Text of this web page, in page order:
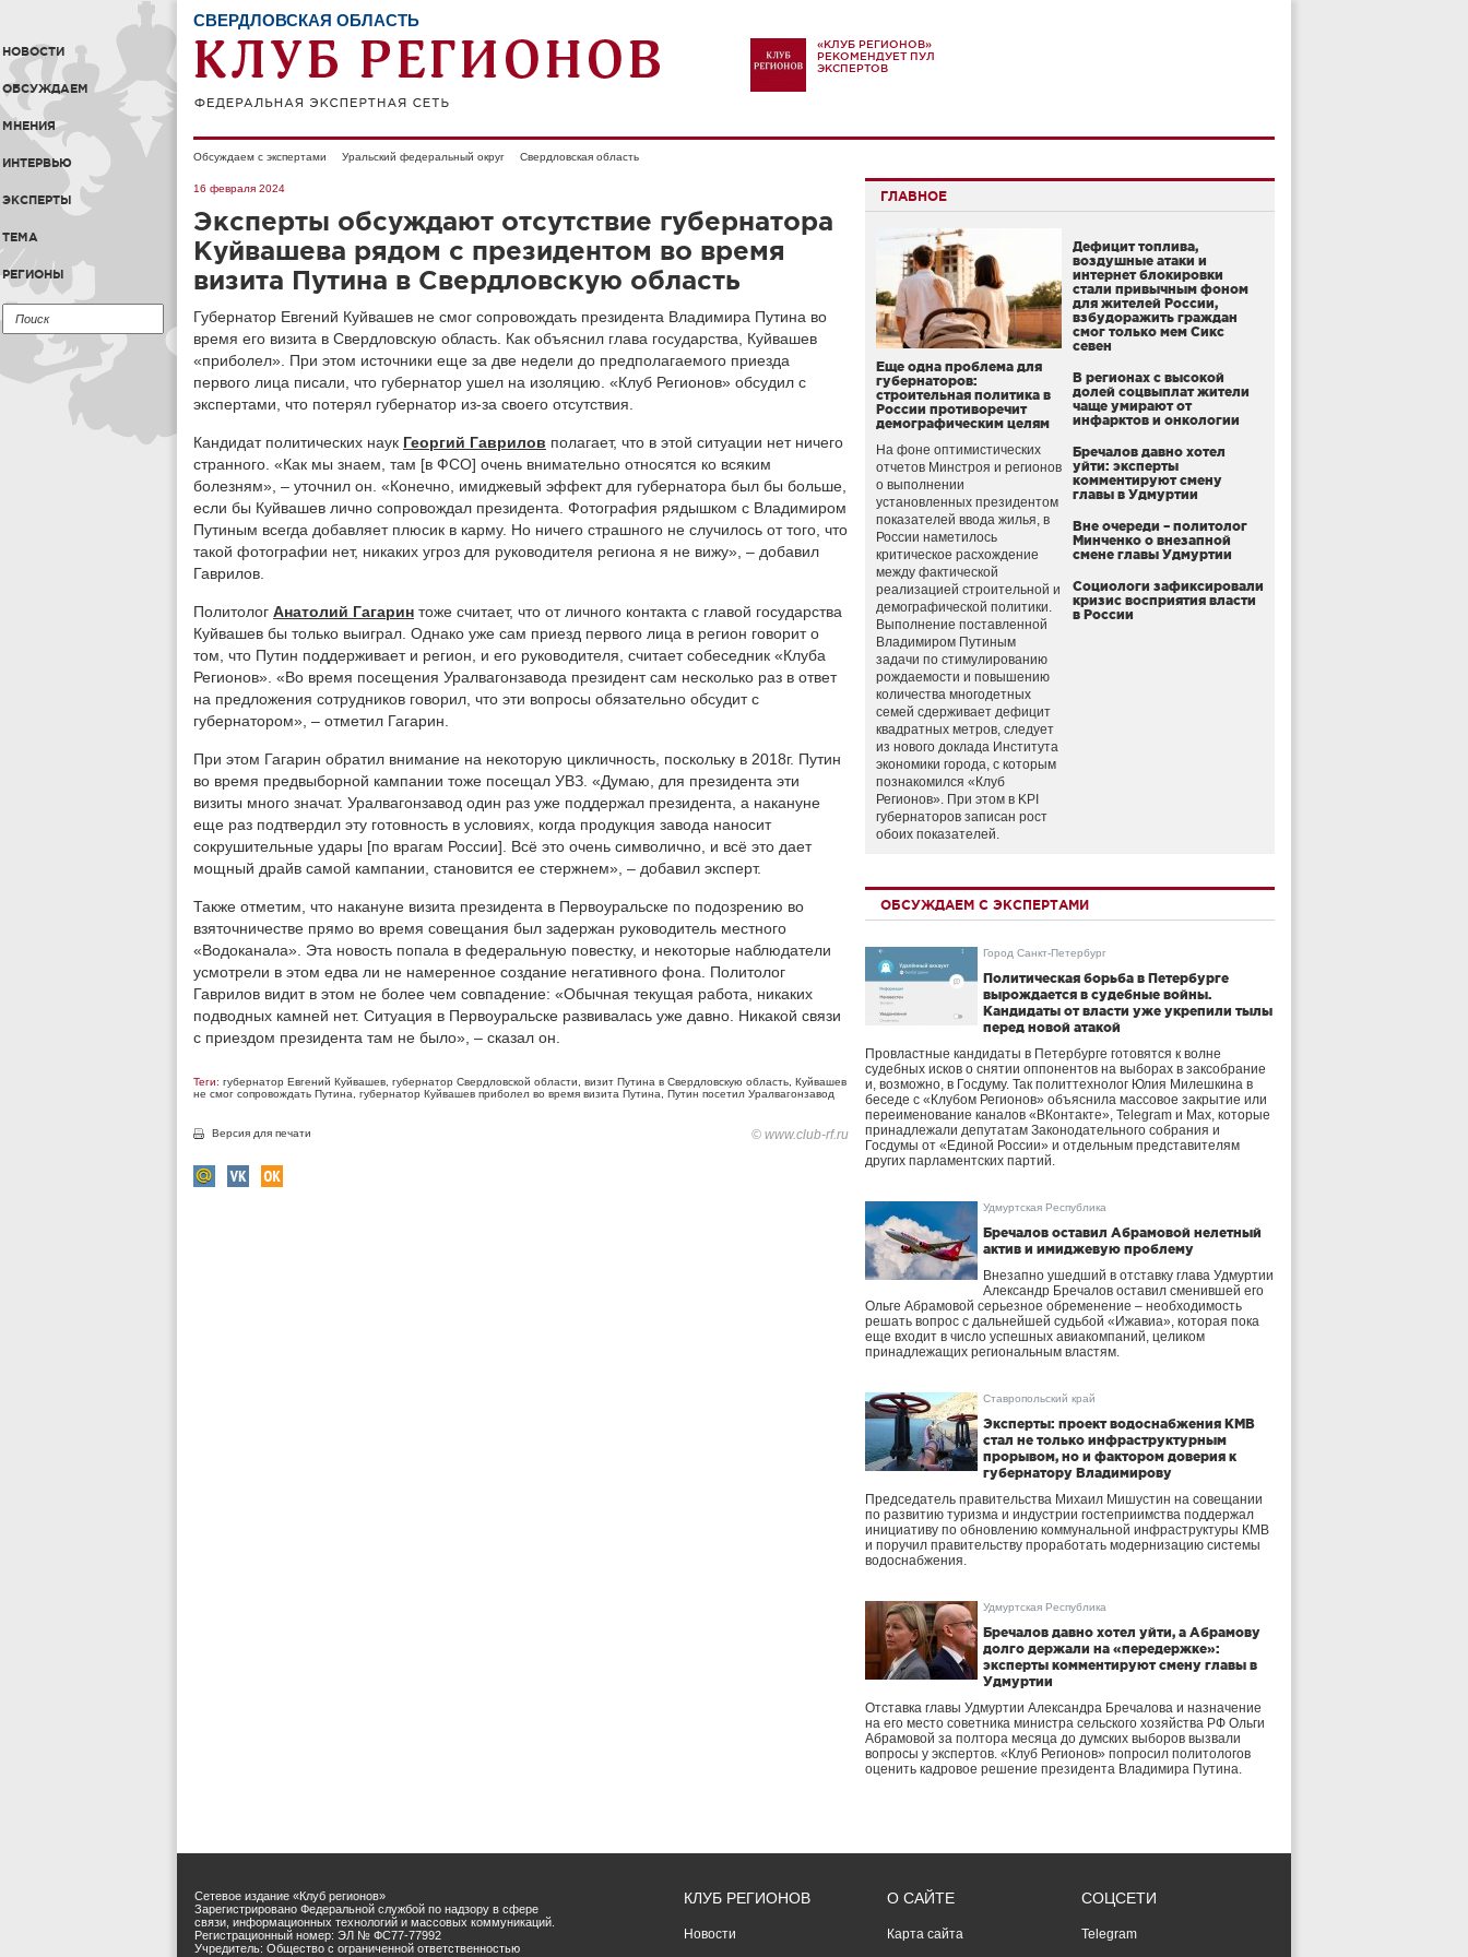
НОВОСТИ
ОБСУЖДАЕМ
МНЕНИЯ
ИНТЕРВЬЮ
ЭКСПЕРТЫ
ТЕМА
РЕГИОНЫ
СВЕРДЛОВСКАЯ ОБЛАСТЬ
«КЛУБ РЕГИОНОВ»
РЕКОМЕНДУЕТ ПУЛ
ЭКСПЕРТОВ
Обсуждаем с экспертами Уральский федеральный округ Свердловская область
16 февраля 2024
Эксперты обсуждают отсутствие губернатора
Куйвашева рядом с президентом во время
визита Путина в Свердловскую область
Губернатор Евгений Куйвашев не смог сопровождать президента Владимира Путина во
время его визита в Свердловскую область. Как объяснил глава государства, Куйвашев
«приболел». При этом источники еще за две недели до предполагаемого приезда
первого лица писали, что губернатор ушел на изоляцию. «Клуб Регионов» обсудил с
экспертами, что потерял губернатор из-за своего отсутствия.
Кандидат политических наук Георгий Гаврилов полагает, что в этой ситуации нет ничего
странного. «Как мы знаем, там [в ФСО] очень внимательно относятся ко всяким
болезням», – уточнил он. «Конечно, имиджевый эффект для губернатора был бы больше,
если бы Куйвашев лично сопровождал президента. Фотография рядышком с Владимиром
Путиным всегда добавляет плюсик в карму. Но ничего страшного не случилось от того, что
такой фотографии нет, никаких угроз для руководителя региона я не вижу», – добавил
Гаврилов.
Политолог Анатолий Гагарин тоже считает, что от личного контакта с главой государства
Куйвашев бы только выиграл. Однако уже сам приезд первого лица в регион говорит о
том, что Путин поддерживает и регион, и его руководителя, считает собеседник «Клуба
Регионов». «Во время посещения Уралвагонзавода президент сам несколько раз в ответ
на предложения сотрудников говорил, что эти вопросы обязательно обсудит с
губернатором», – отметил Гагарин.
При этом Гагарин обратил внимание на некоторую цикличность, поскольку в 2018г. Путин
во время предвыборной кампании тоже посещал УВЗ. «Думаю, для президента эти
визиты много значат. Уралвагонзавод один раз уже поддержал президента, а накануне
еще раз подтвердил эту готовность в условиях, когда продукция завода наносит
сокрушительные удары [по врагам России]. Всё это очень символично, и всё это дает
мощный драйв самой кампании, становится ее стержнем», – добавил эксперт.
Также отметим, что накануне визита президента в Первоуральске по подозрению во
взяточничестве прямо во время совещания был задержан руководитель местного
«Водоканала». Эта новость попала в федеральную повестку, и некоторые наблюдатели
усмотрели в этом едва ли не намеренное создание негативного фона. Политолог
Гаврилов видит в этом не более чем совпадение: «Обычная текущая работа, никаких
подводных камней нет. Ситуация в Первоуральске развивалась уже давно. Никакой связи
с приездом президента там не было», – сказал он.
Теги: губернатор Евгений Куйвашев губернатор Свердловской области визит Путина в Свердловскую область Куйвашев
не смог сопровождать Путина
губернатор Куйвашев приболел во время визита Путина Путин посетил Уралвагонзавод
Версия для печати © www.club-rf.ru
ГЛАВНОЕ
Еще одна проблема для
губернаторов:
строительная политика в
России противоречит
демографическим целям
На фоне оптимистических
отчетов Минстроя и регионов
о выполнении
установленных президентом
показателей ввода жилья, в
России наметилось
критическое расхождение
между фактической
реализацией строительной и
демографической политики.
Выполнение поставленной
Владимиром Путиным
задачи по стимулированию
рождаемости и повышению
количества многодетных
семей сдерживает дефицит
квадратных метров, следует
из нового доклада Института
экономики города, с которым
познакомился «Клуб
Регионов». При этом в KPI
губернаторов записан рост
обоих показателей.
Дефицит топлива,
воздушные атаки и
интернет блокировки
стали привычным фоном
для жителей России,
взбудоражить граждан
смог только мем Сикс
севен
В регионах с высокой
долей соцвыплат жители
чаще умирают от
инфарктов и онкологии
Бречалов давно хотел
уйти: эксперты
комментируют смену
главы в Удмуртии
Вне очереди – политолог
Минченко о внезапной
смене главы Удмуртии
Социологи зафиксировали
кризис восприятия власти
в России
ОБСУЖДАЕМ С ЭКСПЕРТАМИ
Город Санкт-Петербург
Политическая борьба в Петербурге
вырождается в судебные войны.
Кандидаты от власти уже укрепили тылы
перед новой атакой
Провластные кандидаты в Петербурге готовятся к волне
судебных исков о снятии оппонентов на выборах в заксобрание
и, возможно, в Госдуму. Так политтехнолог Юлия Милешкина в
беседе с «Клубом Регионов» объяснила массовое закрытие или
переименование каналов «ВКонтакте», Telegram и Max, которые
принадлежали депутатам Законодательного собрания и
Госдумы от «Единой России» и отдельным представителям
других парламентских партий.
Удмуртская Республика
Бречалов оставил Абрамовой нелетный
актив и имиджевую проблему
Внезапно ушедший в отставку глава Удмуртии
Александр Бречалов оставил сменившей его
Ольге Абрамовой серьезное обременение – необходимость
решать вопрос с дальнейшей судьбой «Ижавиа», которая пока
еще входит в число успешных авиакомпаний, целиком
принадлежащих региональным властям.
Ставропольский край
Эксперты: проект водоснабжения КМВ
стал не только инфраструктурным
прорывом, но и фактором доверия к
губернатору Владимирову
Председатель правительства Михаил Мишустин на совещании
по развитию туризма и индустрии гостеприимства поддержал
инициативу по обновлению коммунальной инфраструктуры КМВ
и поручил правительству проработать модернизацию системы
водоснабжения.
Удмуртская Республика
Бречалов давно хотел уйти, а Абрамову
долго держали на «передержке»:
эксперты комментируют смену главы в
Удмуртии
Отставка главы Удмуртии Александра Бречалова и назначение
на его место советника министра сельского хозяйства РФ Ольги
Абрамовой за полтора месяца до думских выборов вызвали
вопросы у экспертов. «Клуб Регионов» попросил политологов
оценить кадровое решение президента Владимира Путина.
Сетевое издание «Клуб регионов»
Зарегистрировано Федеральной службой по надзору в сфере
связи, информационных технологий и массовых коммуникаций.
Регистрационный номер: ЭЛ № ФС77-77992
Учредитель: Общество с ограниченной ответственностью
КЛУБ РЕГИОНОВ
Новости
О САЙТЕ
Карта сайта
СОЦСЕТИ
Telegram